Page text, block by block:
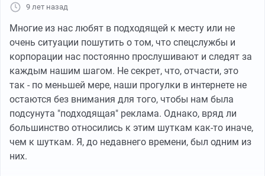
него было 6 родных братьев и сестрой. Обычно зимой
его родители отправлялись на заработки, а летом
занимались сельским хозяйством. Будучи ребенком,
Борис очень сильно любил рисовать, но краски и
карандаши стоили дорого и доставались ему очень
редко. При этом он достаточно хорошо учился в
школе и увлекался спортом. Зимой катался на лыжах
и коньках, летом любил играть в лапту и городки.
Также он любил лес, начиная с 5 лет, его брали с
собой, когда водили коней в ночное. Достаточно
много помогал родителям по хозяйству, однако в те
9 лет назад
Многие из нас любят в подходящей к месту или не
очень ситуации пошутить о том, что спецслужбы и
корпорации нас постоянно прослушивают и следят за
каждым нашим шагом. Не секрет, что, отчасти, это
так - по меньшей мере, наши прогулки в интернете не
остаются без внимания для того, чтобы нам была
подсунута "подходящая" реклама. Однако, вряд ли
большинство относились к этим шуткам как-то иначе,
чем к шуткам. Я, до недавнего времени, был одним из
них.